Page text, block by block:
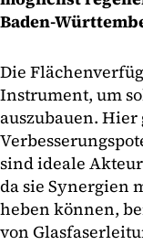
Baden-
Die
Instrument, um
auszubauen. Hier
sind ideale
da sie Synergien
heben können,
von